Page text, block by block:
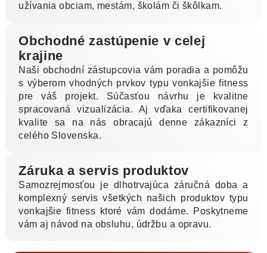
užívania obciam, mestám, školám či škôlkam.
Obchodné zastúpenie v celej
krajine
Naši obchodní zástupcovia vám poradia a pomôžu
s výberom vhodných prvkov typu vonkajšie fitness
pre váš projekt. Súčasťou návrhu je kvalitne
spracovaná vizualizácia. Aj vďaka certifikovanej
kvalite sa na nás obracajú denne zákazníci z
celého Slovenska.
Záruka a servis produktov
Samozrejmosťou je dlhotrvajúca záručná doba a
komplexný servis všetkých našich produktov typu
vonkajšie fitness ktoré vám dodáme. Poskytneme
vám aj návod na obsluhu, údržbu a opravu.